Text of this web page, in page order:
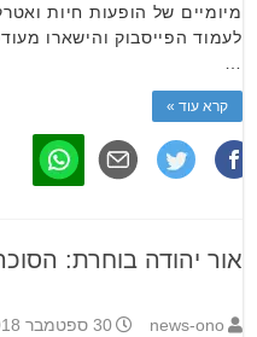
מיומיים של הופעות חיות
לעמוד הפייסבוק והישארו
קרא עוד »
אור יהודה בוחרת:
news-ono 30 ספטמבר 2018 10:36